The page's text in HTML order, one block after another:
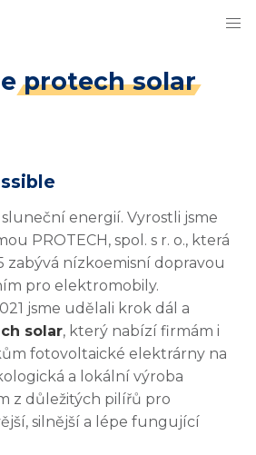
protech solar
energií. Vyrostli jsme
PROTECH, spol. s r. o., která
zabývá nízkoemisní dopravou
pro elektromobily.
jsme udělali krok dál a
solar, který nabízí firmám i
fotovoltaické elektrárny na
a lokální výroba
z důležitých pilířů pro
silnější a lépe fungující